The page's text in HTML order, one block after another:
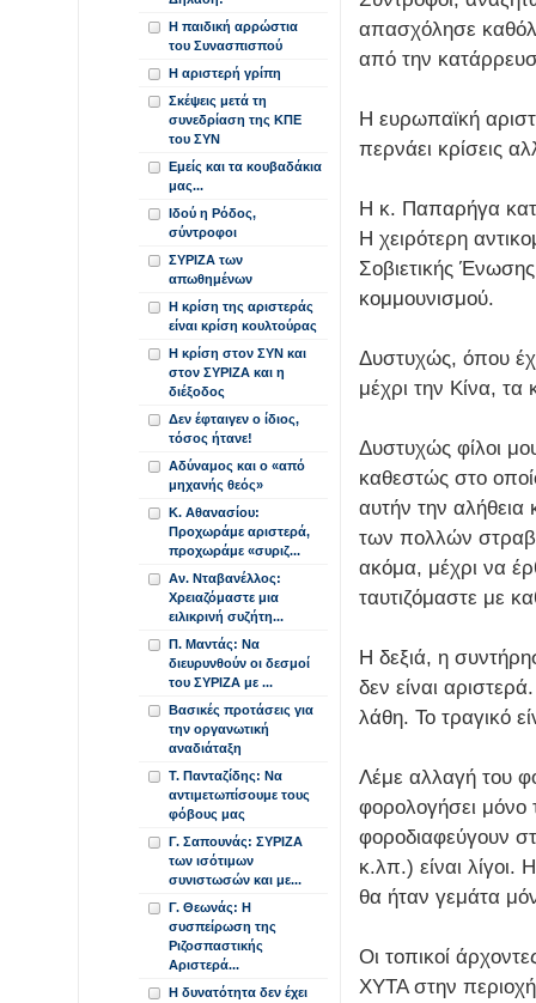
απασχόλησε
από την
Η ευρωπαϊκή
περνάει κρίσεις
Η κ. Παπαρήγα
Η χειρότερη
Σοβιετικής
κομμουνισμού.
Δυστυχώς, όπου
μέχρι την Κίνα, τα
Δυστυχώς φίλοι
καθεστώς στο
αυτήν την αλήθεια
των πολλών
ακόμα, μέχρι να
ταυτιζόμαστε με
Η δεξιά, η
δεν είναι
λάθη. Το τραγικό
Λέμε αλλαγή του
φορολογήσει μόνο
φοροδιαφεύγουν
κ.λπ.) είναι λίγοι.
θα ήταν γεμάτα
Οι τοπικοί
ΧΥΤΑ στην
Η παιδική αρρώστια
του Συνασπισπού
Η αριστερή γρίπη
Σκέψεις μετά τη
συνεδρίαση της ΚΠΕ
του ΣΥΝ
Εμείς και τα κουβαδάκια
μας...
Ιδού η Ρόδος,
σύντροφοι
ΣΥΡΙΖΑ των
απωθημένων
Η κρίση της αριστεράς
είναι κρίση κουλτούρας
Η κρίση στον ΣΥΝ και
στον ΣΥΡΙΖΑ και η
διέξοδος
Δεν έφταιγεν ο ίδιος,
τόσος ήτανε!
Αδύναμος και ο «από
μηχανής θεός»
Κ. Αθανασίου:
Προχωράμε αριστερά,
προχωράμε «συριζ...
Αν. Νταβανέλλος:
Χρειαζόμαστε μια
ειλικρινή συζήτη...
Π. Μαντάς: Να
διευρυνθούν οι δεσμοί
του ΣΥΡΙΖΑ με ...
Βασικές προτάσεις για
την οργανωτική
αναδιάταξη
Τ. Πανταζίδης: Να
αντιμετωπίσουμε τους
φόβους μας
Γ. Σαπουνάς: ΣΥΡΙΖΑ
των ισότιμων
συνιστωσών και με...
Γ. Θεωνάς: Η
συσπείρωση της
Ριζοσπαστικής
Αριστερά...
Η δυνατότητα δεν έχει